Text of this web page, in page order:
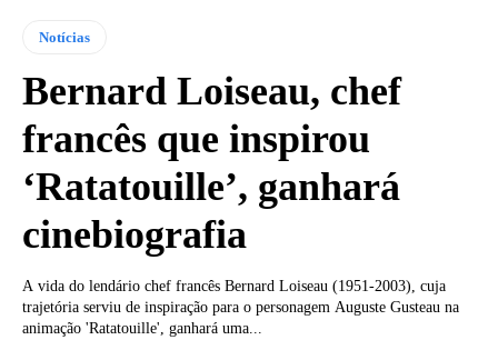
Notícias
Bernard Loiseau, chef
francês que inspirou
‘Ratatouille’, ganhará
cinebiografia
A vida do lendário chef francês Bernard Loiseau (1951-2003), cuja
trajetória serviu de inspiração para o personagem Auguste Gusteau na
animação 'Ratatouille', ganhará uma...